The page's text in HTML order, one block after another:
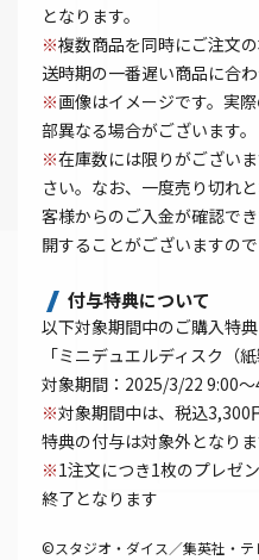
となります。
※複数商品を同時にご注文
送時期の一番遅い商品に合
※画像はイメージです。実
部異なる場合がございます。
※在庫数には限りがござい
さい。なお、一度売り切れ
客様からのご入金が確認で
開することがございますの
付与特典について
以下対象期間中のご購入特
「ミニデュエルディスク（
対象期間：2025/3/22 9:00
※対象期間中は、税込3,300
特典の付与は対象外となりま
※1注文につき1枚のプレゼ
終了となります
©スタジオ・ダイス／集英社・テ